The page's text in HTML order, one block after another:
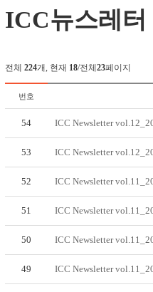
ICC뉴스레터
전체 224개, 현재 18/전체 23페이지
번호
54 ICC Newsletter
53 ICC Newsletter
52 ICC Newsletter
51 ICC Newsletter
50 ICC Newsletter
49 ICC Newsletter